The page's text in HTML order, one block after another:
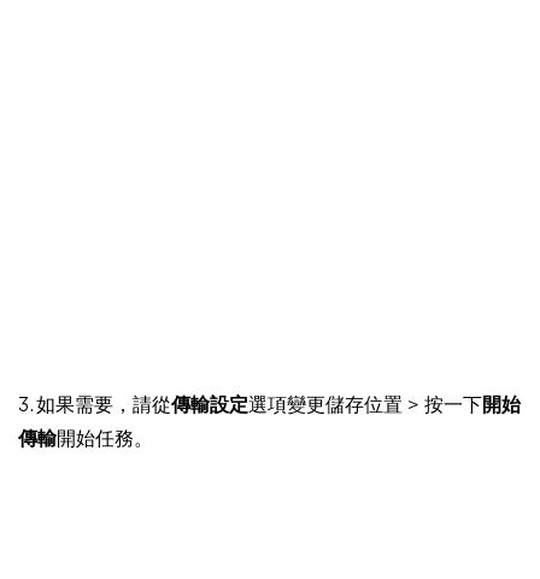
3. 如果需要，請從傳輸設定選項變更儲存位置 > 按一下 開始
傳輸開始任務。